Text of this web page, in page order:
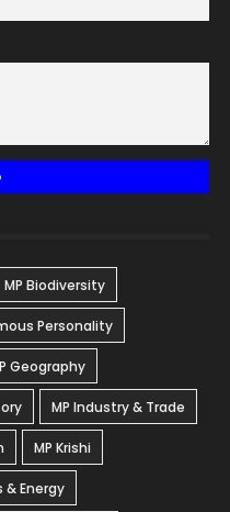
MP Biodiversity
Personality
Geography
MP Industry & Trade
MP Krishi
& Energy